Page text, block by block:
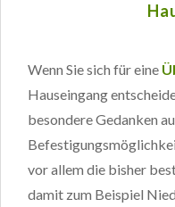
Wenn Sie sich für eine
Hauseingang
besondere Gedanken
vor allem die bisher
damit zum Beispiel